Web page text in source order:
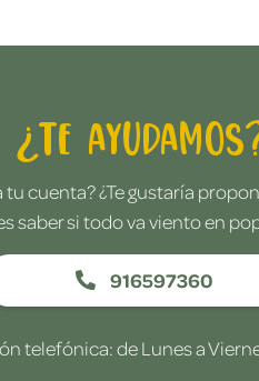
¿Te
cuenta? ¿Te gustaría
saber si todo va viento en
916597360
telefónica: de Lunes a